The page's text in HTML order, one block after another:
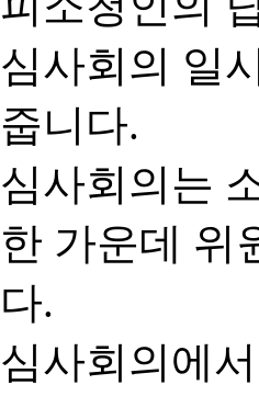
심사회의 일
줍니다.
심사회의는
한 가운데 위
다.
심사회의에